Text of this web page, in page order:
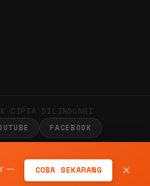
—
COBA SEKARANG ✕
CIPTA DILINDUNGI
FACEBOOK